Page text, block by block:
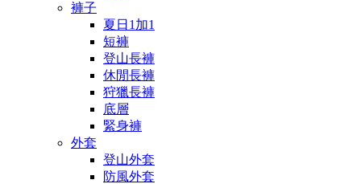
褲子
夏日1加1
短褲
登山長褲
休閒長褲
狩獵長褲
底層
緊身褲
外套
登山外套
防風外套